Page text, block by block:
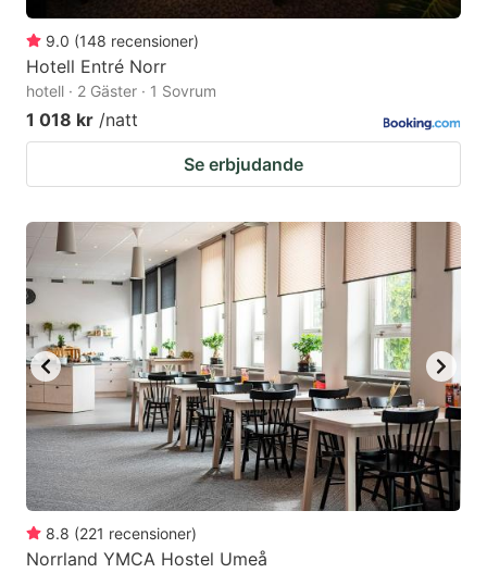
9.0 (148 recensioner)
Hotell Entré Norr
hotell · 2 Gäster · 1 Sovrum
1 018 kr /natt
Se erbjudande
8.8 (221 recensioner)
Norrland YMCA Hostel Umeå